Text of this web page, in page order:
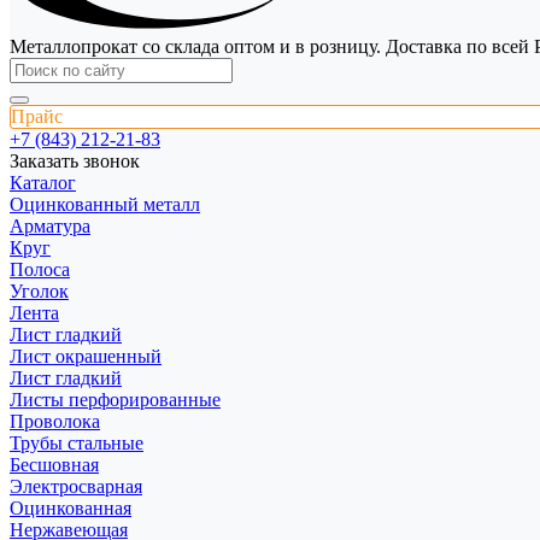
Металлопрокат со склада оптом и в розницу. Доставка по всей
Прайс
+7 (843) 212-21-83
Заказать звонок
Каталог
Оцинкованный металл
Арматура
Круг
Полоса
Уголок
Лента
Лист гладкий
Лист окрашенный
Лист гладкий
Листы перфорированные
Проволока
Трубы стальные
Бесшовная
Электросварная
Оцинкованная
Нержавеющая